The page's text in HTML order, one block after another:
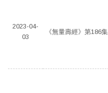
2023-04-
03
《無量壽經》第186集